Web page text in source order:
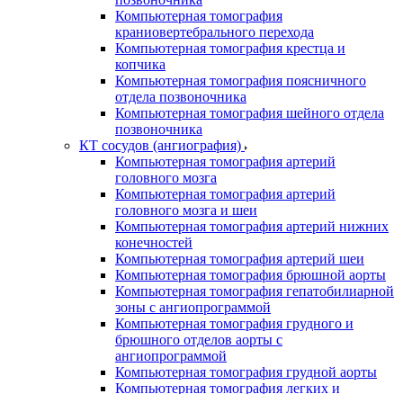
Компьютерная томография
краниовертебрального перехода
Компьютерная томография крестца и
копчика
Компьютерная томография поясничного
отдела позвоночника
Компьютерная томография шейного отдела
позвоночника
КТ сосудов (ангиография)
Компьютерная томография артерий
головного мозга
Компьютерная томография артерий
головного мозга и шеи
Компьютерная томография артерий нижних
конечностей
Компьютерная томография артерий шеи
Компьютерная томография брюшной аорты
Компьютерная томография гепатобилиарной
зоны с ангиопрограммой
Компьютерная томография грудного и
брюшного отделов аорты с
ангиопрограммой
Компьютерная томография грудной аорты
Компьютерная томография легких и